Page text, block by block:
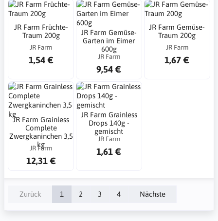
JR Farm Früchte-
Traum 200g
JR Farm
1,54 €
JR Farm Gemüse-
Garten im Eimer
600g
JR Farm
9,54 €
JR Farm Gemüse-
Traum 200g
JR Farm
1,67 €
JR Farm Grainless
Complete
Zwergkaninchen 3,5
kg
JR Farm
12,31 €
JR Farm Grainless
Drops 140g -
gemischt
JR Farm
1,61 €
Zurück 1 2 3 4 Nächste